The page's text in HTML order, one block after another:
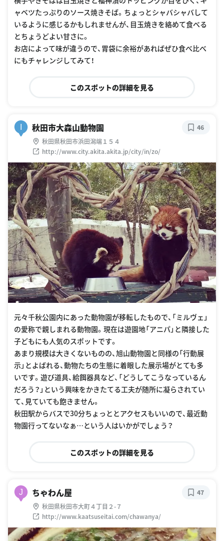
ャベツたっぷりのソース焼きそば。ちょっとシャバシャバして
いるように感じるかもしれませんが、目玉焼きを絡めて食べる
とちょうどよい甘さに。
お店によって味が違うので、胃袋に余裕があればぜひ食べ比べ
にもチャレンジしてみて！
このスポットの詳細を見る
I 秋田市大森山動物園
秋田県秋田市浜田潟端１５４
http://www.city.akita.akita.jp/city/in/zo/
46
元々千秋公園内にあった動物園が移転したもので、「ミルヴェ」
の愛称で親しまれる動物園。現在は遊園地「アニパ」と隣接した
子どもにも人気のスポットです。
あまり規模は大きくないものの、旭山動物園と同様の「行動展
示」とよばれる、動物たちの生態に着眼した展示場がとても多
いです。遊び道具、給餌器具など、「どうしてこうなっているん
だろう？」という興味をかきたてる工夫が随所に凝らされてい
て、見ていても飽きません。
秋田駅からバスで30分ちょっととアクセスもいいので、最近動
物園行ってないなぁ…という人はいかがでしょう？
このスポットの詳細を見る
J ちゃわん屋
秋田県秋田市大町４丁目２-７
http://www.kaatsuseitai.com/chawanya/
47